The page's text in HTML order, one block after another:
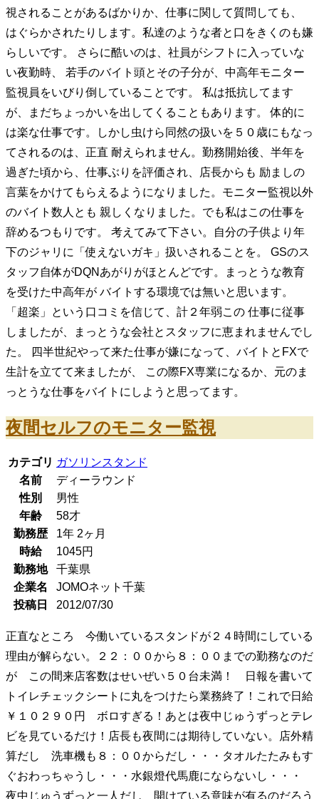
視されることがあるばかりか、仕事に関して質問しても、
はぐらかされたりします。私達のような者と口をきくのも嫌
らしいです。 さらに酷いのは、社員がシフトに入っていな
い夜勤時、 若手のバイト頭とその子分が、中高年モニター
監視員をいびり倒していることです。 私は抵抗してます
が、まだちょっかいを出してくることもあります。 体的に
は楽な仕事です。しかし虫けら同然の扱いを５０歳にもなっ
てされるのは、正直 耐えられません。勤務開始後、半年を
過ぎた頃から、仕事ぶりを評価され、店長からも 励ましの
言葉をかけてもらえるようになりました。モニター監視以外
のバイト数人とも 親しくなりました。でも私はこの仕事を
辞めるつもりです。 考えてみて下さい。自分の子供より年
下のジャリに「使えないガキ」扱いされることを。 GSのス
タッフ自体がDQNあがりがほとんどです。まっとうな教育
を受けた中高年が バイトする環境では無いと思います。
「超楽」という口コミを信じて、計２年弱この 仕事に従事
しましたが、まっとうな会社とスタッフに恵まれませんでし
た。 四半世紀やって来た仕事が嫌になって、バイトとFXで
生計を立てて来ましたが、 この際FX専業になるか、元のま
っとうな仕事をバイトにしようと思ってます。
夜間セルフのモニター監視
カテゴリ ガソリンスタンド
名前
ディーラウンド
性別
男性
年齢
58才
勤務歴
1年 2ヶ月
時給
1045円
勤務地
千葉県
企業名
JOMOネット千葉
投稿日
2012/07/30
正直なところ 今働いているスタンドが２４時間にしている
理由が解らない。２２：００から８：００までの勤務なのだ
が この間来店客数はせいぜい５０台未満！ 日報を書いて
トイレチェックシートに丸をつけたら業務終了！これで日給
￥１０２９０円 ボロすぎる！あとは夜中じゅうずっとテレ
ビを見ているだけ！店長も夜間には期待していない。店外精
算だし 洗車機も８：００からだし・・・タオルたたみもす
ぐおわっちゃうし・・・水銀燈代馬鹿にならないし・・・
夜中じゅうずっと一人だし 開けている意味が有るのだろう